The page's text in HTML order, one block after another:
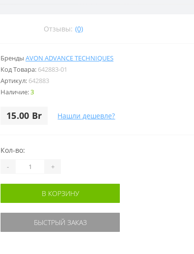
Отзывы: (0)
Бренды AVON ADVANCE TECHNIQUES
Код Товара: 642883-01
Артикул: 642883
Наличие:3
15.00 Br Нашли дешевле?
Кол-во:
- +
В КОРЗИНУ
БЫСТРЫЙ ЗАКАЗ